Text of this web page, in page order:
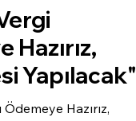
Hazırız,
Yapılacak"
Hazırız,